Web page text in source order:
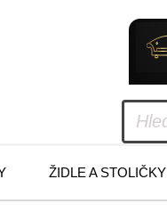
ŽIDLE A STOLIČKY